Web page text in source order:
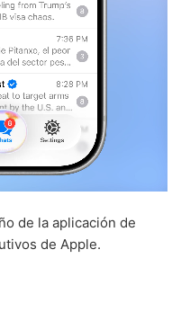
de la aplicación de
de Apple.